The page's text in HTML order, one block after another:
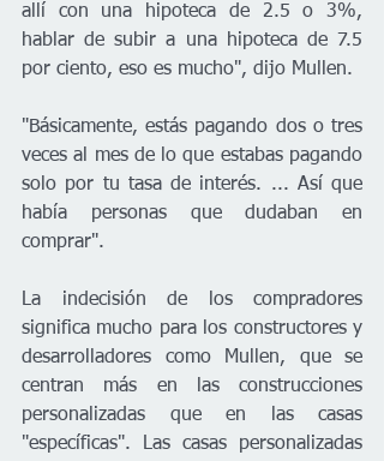
allí con una hipoteca de 2.5 o 3%,
hablar de subir a una hipoteca de 7.5
por ciento, eso es mucho", dijo Mullen.
"Básicamente, estás pagando dos o tres
veces al mes de lo que estabas pagando
solo por tu tasa de interés. ... Así que
había personas que dudaban en
comprar".
La indecisión de los compradores
significa mucho para los constructores y
desarrolladores como Mullen, que se
centran más en las construcciones
personalizadas que en las casas
"específicas". Las casas personalizadas